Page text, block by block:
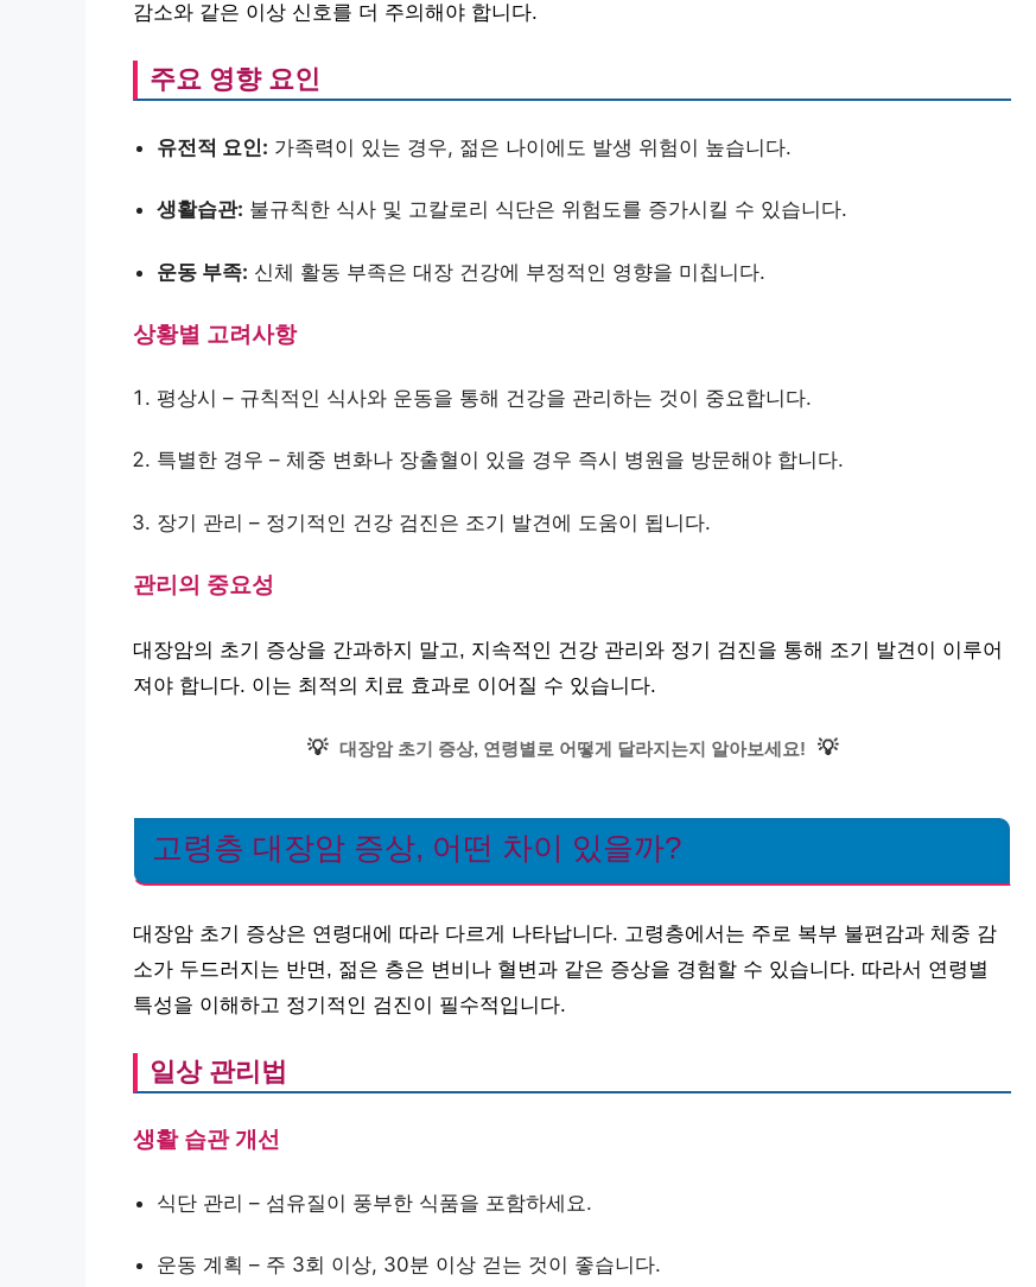
감소와 같은 이상 신호를 더 주의해야 합니다.
주요 영향 요인
유전적 요인: 가족력이 있는 경우, 젊은 나이에도 발생 위험이 높습니다.
생활습관: 불규칙한 식사 및 고칼로리 식단은 위험도를 증가시킬 수 있습니다.
운동 부족: 신체 활동 부족은 대장 건강에 부정적인 영향을 미칩니다.
상황별 고려사항
평상시 – 규칙적인 식사와 운동을 통해 건강을 관리하는 것이 중요합니다.
특별한 경우 – 체중 변화나 장출혈이 있을 경우 즉시 병원을 방문해야 합니다.
장기 관리 – 정기적인 건강 검진은 조기 발견에 도움이 됩니다.
관리의 중요성
대장암의 초기 증상을 간과하지 말고, 지속적인 건강 관리와 정기 검진을 통해 조기 발견이 이루어
져야 합니다. 이는 최적의 치료 효과로 이어질 수 있습니다.
💡 대장암 초기 증상, 연령별로 어떻게 달라지는지 알아보세요! 💡
고령층 대장암 증상, 어떤 차이 있을까?
대장암 초기 증상은 연령대에 따라 다르게 나타납니다. 고령층에서는 주로 복부 불편감과 체중 감
소가 두드러지는 반면, 젊은 층은 변비나 혈변과 같은 증상을 경험할 수 있습니다. 따라서 연령별
특성을 이해하고 정기적인 검진이 필수적입니다.
일상 관리법
생활 습관 개선
식단 관리 – 섬유질이 풍부한 식품을 포함하세요.
운동 계획 – 주 3회 이상, 30분 이상 걷는 것이 좋습니다.